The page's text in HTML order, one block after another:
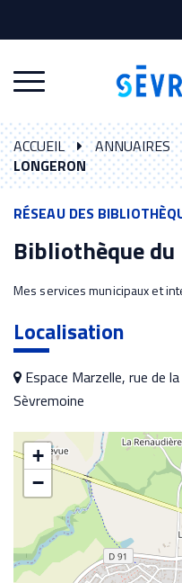
Aller
à
la
navigation
ACCUEIL ANNUAIRES
LONGERON
RÉSEAU DES
Bibliothèque
Mes services municipaux et
Localisation
Espace Marzelle, rue de
Sèvremoine
+
−